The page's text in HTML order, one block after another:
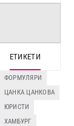
ЕТИКЕТИ
ФОРМУЛЯРИ
ЦАНКА ЦАНКОВА
ЮРИСТИ
ХАМБУРГ